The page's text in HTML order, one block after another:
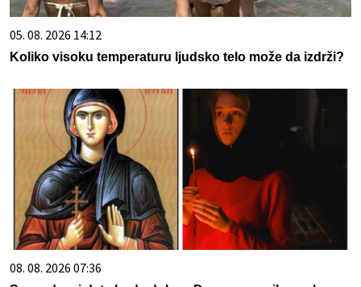
05. 08. 2026 14:12
Koliko visoku temperaturu ljudsko telo može da izdrži?
08. 08. 2026 07:36